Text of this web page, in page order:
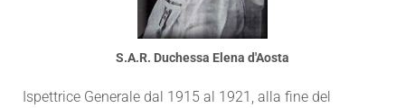
S.A.R. Duchessa Elena d'Aosta
Ispettrice Generale dal 1915 al 1921, alla fine del